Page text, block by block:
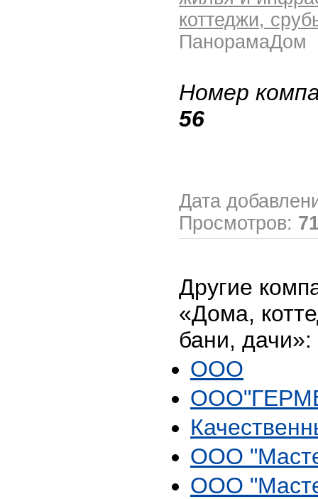
коттеджи,
ПанорамаДом
Номер
56
Дата
Просмотров:
Другие
«Дома,
бани, дачи»:
ООО
OOO
OOO